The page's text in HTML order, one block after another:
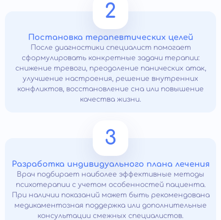
2
Постановка терапевтических целей
После диагностики специалист помогает
сформулировать конкретные задачи терапии:
снижение тревоги, преодоление панических атак,
улучшение настроения, решение внутренних
конфликтов, восстановление сна или повышение
качества жизни.
3
Разработка индивидуального плана лечения
Врач подбирает наиболее эффективные методы
психотерапии с учетом особенностей пациента.
При наличии показаний может быть рекомендована
медикаментозная поддержка или дополнительные
консультации смежных специалистов.